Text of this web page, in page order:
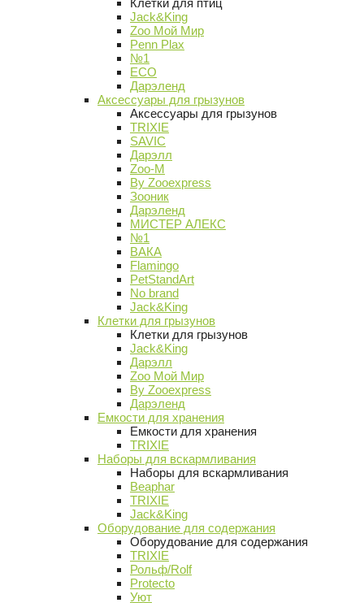
Клетки для птиц
Jack&King
Zoo Мой Мир
Penn Plax
№1
ECO
Дарэленд
Аксессуары для грызунов
Аксессуары для грызунов
TRIXIE
SAVIC
Дарэлл
Zoo-M
By Zooexpress
Зооник
Дарэленд
МИСТЕР АЛЕКС
№1
ВАКА
Flamingo
PetStandArt
No brand
Jack&King
Клетки для грызунов
Клетки для грызунов
Jack&King
Дарэлл
Zoo Мой Мир
By Zooexpress
Дарэленд
Емкости для хранения
Емкости для хранения
TRIXIE
Наборы для вскармливания
Наборы для вскармливания
Beaphar
TRIXIE
Jack&King
Оборудование для содержания
Оборудование для содержания
TRIXIE
Рольф/Rolf
Protecto
Уют